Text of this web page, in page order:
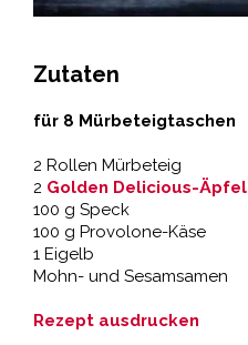
Zutaten
für 8 Mürbeteigtaschen
2 Rollen Mürbeteig
2 Golden Delicious-Äpfel
100 g Speck
100 g Provolone-Käse
1 Eigelb
Mohn- und Sesamsamen
Rezept ausdrucken